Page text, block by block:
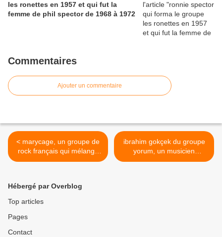
les ronettes en 1957 et qui fut la
femme de phil spector de 1968 à 1972
Commentaires
Ajouter un commentaire
< marycage, un groupe de
rock français qui mélange
des mélodies douces avec
ibrahim gokçek du groupe
yorum, un musicien
révolutionnaire de ce
Hébergé par Overblog
Top articles
Pages
Contact